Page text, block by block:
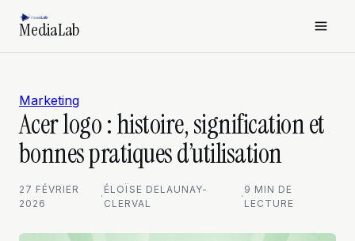
MediaLab
Marketing
Acer logo : histoire, signification et
bonnes pratiques d’utilisation
27 FÉVRIER
2026
·
ÉLOÏSE DELAUNAY-
CLERVAL
·
9 MIN DE
LECTURE